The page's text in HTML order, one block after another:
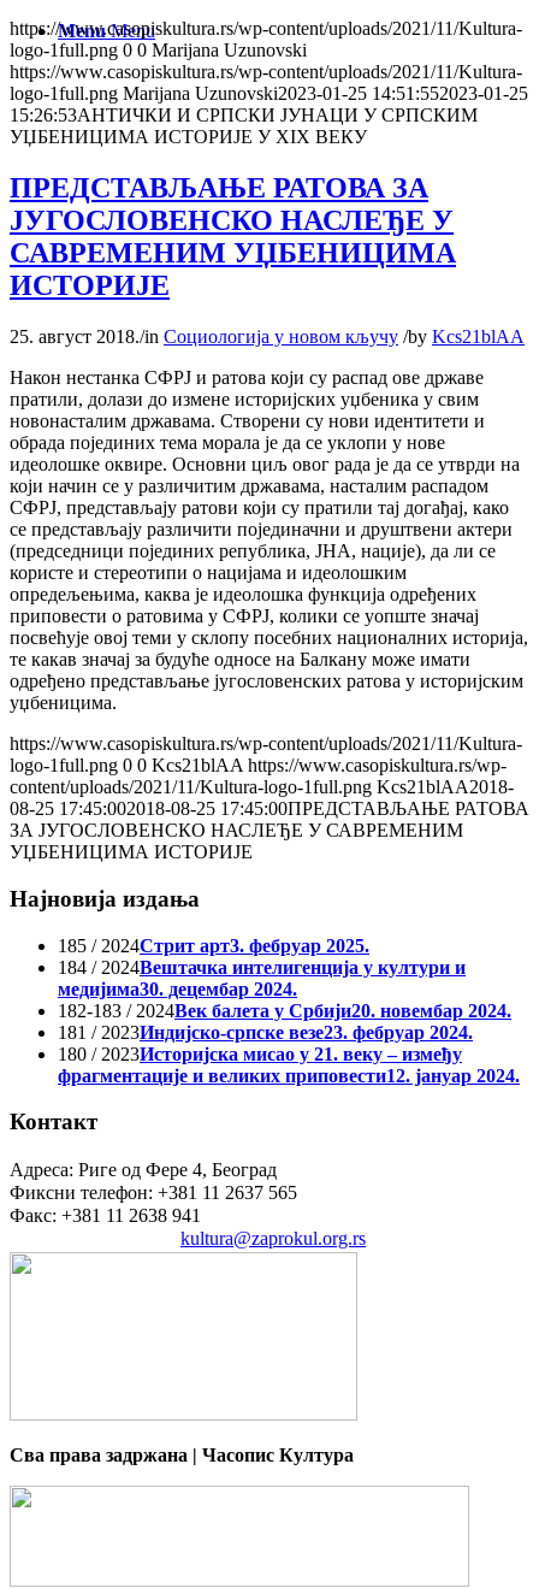
Menu Menu
https://www.casopiskultura.rs/wp-content/uploads/2021/11/Kultura-
logo-1full.png 0 0 Marijana Uzunovski
https://www.casopiskultura.rs/wp-content/uploads/2021/11/Kultura-
logo-1full.png Marijana Uzunovski2023-01-25 14:51:552023-01-25
15:26:53АНТИЧКИ И СРПСКИ ЈУНАЦИ У СРПСКИМ
УЏБЕНИЦИМА ИСТОРИЈЕ У XIX ВЕКУ
ПРЕДСТАВЉАЊЕ РАТОВА ЗА
ЈУГОСЛОВЕНСКО НАСЛЕЂЕ У
САВРЕМЕНИМ УЏБЕНИЦИМА
ИСТОРИЈЕ
25. август 2018./in Социологија у новом кључу /by Kcs21blAA
Након нестанка СФРЈ и ратова који су распад ове државе
пратили, долази до измене историјских уџбеника у свим
новонасталим државама. Створени су нови идентитети и
обрада појединих тема морала је да се уклопи у нове
идеолошке оквире. Основни циљ овог рада је да се утврди на
који начин се у различитим државама, насталим распадом
СФРЈ, представљају ратови који су пратили тај догађај, како
се представљају различити појединачни и друштвени актери
(председници појединих република, ЈНА, нације), да ли се
користе и стереотипи о нацијама и идеолошким
опредељењима, каква је идеолошка функција одређених
приповести о ратовима у СФРЈ, колики се уопште значај
посвећује овој теми у склопу посебних националних историја,
те какав значај за будуће односе на Балкану може имати
одређено представљање југословенских ратова у историјским
уџбеницима.
https://www.casopiskultura.rs/wp-content/uploads/2021/11/Kultura-
logo-1full.png 0 0 Kcs21blAA https://www.casopiskultura.rs/wp-
content/uploads/2021/11/Kultura-logo-1full.png Kcs21blAA2018-
08-25 17:45:002018-08-25 17:45:00ПРЕДСТАВЉАЊЕ РАТОВА
ЗА ЈУГОСЛОВЕНСКО НАСЛЕЂЕ У САВРЕМЕНИМ
УЏБЕНИЦИМА ИСТОРИЈЕ
Најновија издања
185 / 2024Стрит арт3. фебруар 2025.
184 / 2024Вештачка интелигенција у култури и
медијима30. децембар 2024.
182-183 / 2024Век балета у Србији20. новембар 2024.
181 / 2023Индијско-српске везе23. фебруар 2024.
180 / 2023Историјска мисао у 21. веку – између
фрагментације и великих приповести12. јануар 2024.
Контакт
Адреса: Риге од Фере 4, Београд
Фиксни телефон: +381 11 2637 565
Факс: +381 11 2638 941
kultura@zaprokul.org.rs
Сва права задржана | Часопис Култура